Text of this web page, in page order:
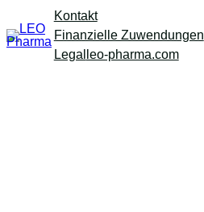
to
Kontakt
Finanzielle Zuwendungen
Legal leo-pharma.com